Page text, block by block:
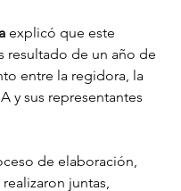
explicó que este
resultado de un año de
entre la regidora, la
y sus representantes
de elaboración,
juntas,